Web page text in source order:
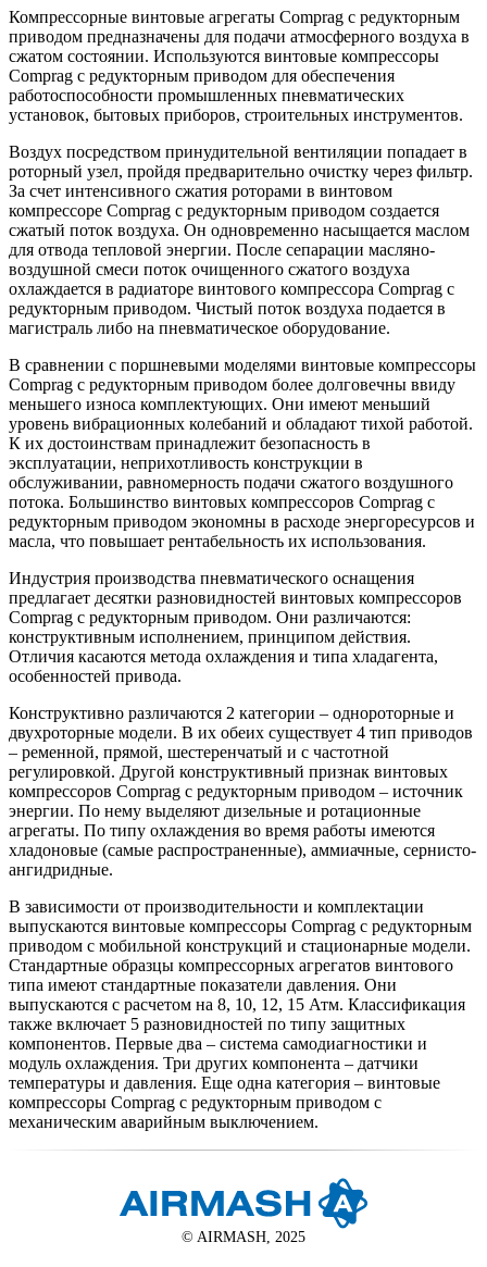
Компрессорные винтовые агрегаты Comprag с редукторным
приводом предназначены для подачи атмосферного воздуха в
сжатом состоянии. Используются винтовые компрессоры
Comprag с редукторным приводом для обеспечения
работоспособности промышленных пневматических
установок, бытовых приборов, строительных инструментов.
Воздух посредством принудительной вентиляции попадает в
роторный узел, пройдя предварительно очистку через фильтр.
За счет интенсивного сжатия роторами в винтовом
компрессоре Comprag с редукторным приводом создается
сжатый поток воздуха. Он одновременно насыщается маслом
для отвода тепловой энергии. После сепарации масляно-
воздушной смеси поток очищенного сжатого воздуха
охлаждается в радиаторе винтового компрессора Comprag с
редукторным приводом. Чистый поток воздуха подается в
магистраль либо на пневматическое оборудование.
В сравнении с поршневыми моделями винтовые компрессоры
Comprag с редукторным приводом более долговечны ввиду
меньшего износа комплектующих. Они имеют меньший
уровень вибрационных колебаний и обладают тихой работой.
К их достоинствам принадлежит безопасность в
эксплуатации, неприхотливость конструкции в
обслуживании, равномерность подачи сжатого воздушного
потока. Большинство винтовых компрессоров Comprag с
редукторным приводом экономны в расходе энергоресурсов и
масла, что повышает рентабельность их использования.
Индустрия производства пневматического оснащения
предлагает десятки разновидностей винтовых компрессоров
Comprag с редукторным приводом. Они различаются:
конструктивным исполнением, принципом действия.
Отличия касаются метода охлаждения и типа хладагента,
особенностей привода.
Конструктивно различаются 2 категории – однороторные и
двухроторные модели. В их обеих существует 4 тип приводов
– ременной, прямой, шестеренчатый и с частотной
регулировкой. Другой конструктивный признак винтовых
компрессоров Comprag с редукторным приводом – источник
энергии. По нему выделяют дизельные и ротационные
агрегаты. По типу охлаждения во время работы имеются
хладоновые (самые распространенные), аммиачные, сернисто-
ангидридные.
В зависимости от производительности и комплектации
выпускаются винтовые компрессоры Comprag с редукторным
приводом с мобильной конструкций и стационарные модели.
Стандартные образцы компрессорных агрегатов винтового
типа имеют стандартные показатели давления. Они
выпускаются с расчетом на 8, 10, 12, 15 Атм. Классификация
также включает 5 разновидностей по типу защитных
компонентов. Первые два – система самодиагностики и
модуль охлаждения. Три других компонента – датчики
температуры и давления. Еще одна категория – винтовые
компрессоры Comprag с редукторным приводом с
механическим аварийным выключением.
© AIRMASH, 2025